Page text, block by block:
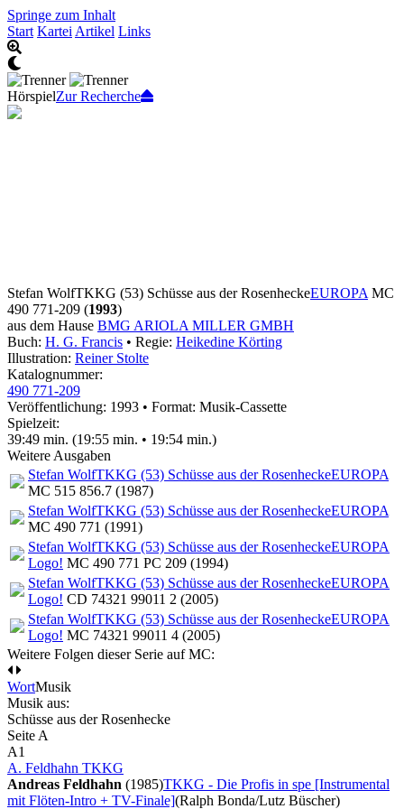
Springe zum Inhalt
Start Kartei Artikel Links
HörspielZur Recherche
Stefan WolfTKKG (53) Schüsse aus der RosenheckeEUROPA MC
490 771-209 (1993)
aus dem Hause BMG ARIOLA MILLER GMBH
Buch: H. G. Francis • Regie: Heikedine Körting
Illustration: Reiner Stolte
Katalognummer:
490 771-209
Veröffentlichung: 1993 • Format: Musik-Cassette
Spielzeit:
39:49 min. (19:55 min. • 19:54 min.)
Weitere Ausgaben
Stefan WolfTKKG (53) Schüsse aus der RosenheckeEUROPA
MC 515 856.7 (1987)
Stefan WolfTKKG (53) Schüsse aus der RosenheckeEUROPA
MC 490 771 (1991)
Stefan WolfTKKG (53) Schüsse aus der RosenheckeEUROPA
Logo! MC 490 771 PC 209 (1994)
Stefan WolfTKKG (53) Schüsse aus der RosenheckeEUROPA
Logo! CD 74321 99011 2 (2005)
Stefan WolfTKKG (53) Schüsse aus der RosenheckeEUROPA
Logo! MC 74321 99011 4 (2005)
Weitere Folgen dieser Serie auf MC:
WortMusik
Musik aus:
Schüsse aus der Rosenhecke
Seite A
A1
A. Feldhahn TKKG
Andreas Feldhahn (1985)TKKG - Die Profis in spe [Instrumental
mit Flöten-Intro + TV-Finale](Ralph Bonda/Lutz Büscher)